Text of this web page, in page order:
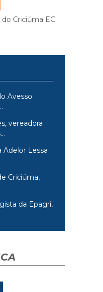
Criciúma EC
Avesso
vereadora
Adelor Lessa
Criciúma,
da Epagri,